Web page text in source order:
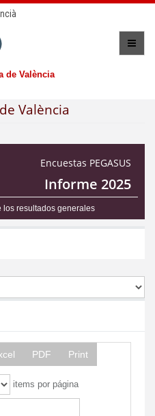
de València
València
Encuestas PEGASUS
Informe 2025
los resultados generales
PDF Print
items por página